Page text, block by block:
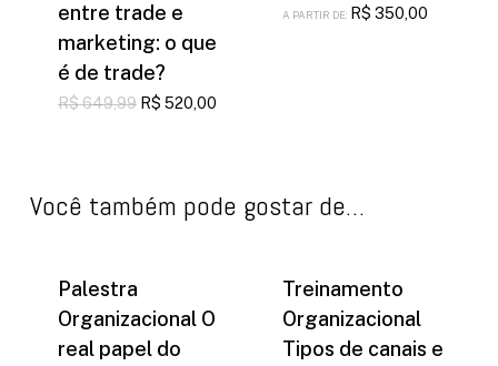
entre trade e
marketing: o que
é de trade?
R$649,99 OR$ 520,00O
A PARTIR DE: R$ 350,00
Você também pode gostar de…
Palestra
Organizacional O
real papel do
Treinamento
Organizacional
Tipos de canais e